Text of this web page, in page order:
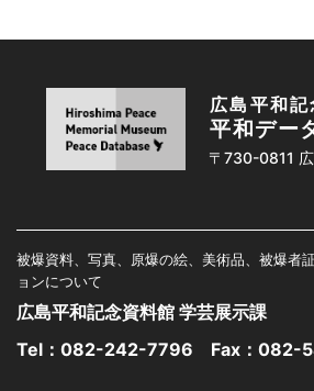
広島平和
平和デー
〒730-0811
被爆資料、写真、原爆の絵、美術品、被爆者
ョンについて
広島平和記念資料館 学芸展示課
Tel： 082-242-7796 Fax：082-